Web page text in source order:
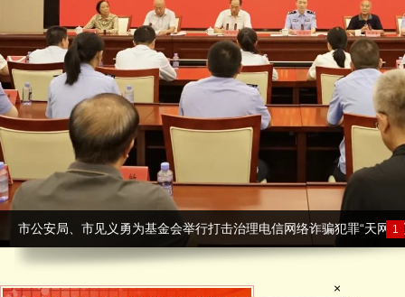
市公安局、市见义勇为基金会举行打击治理电信网络诈骗犯罪“天网”“
1